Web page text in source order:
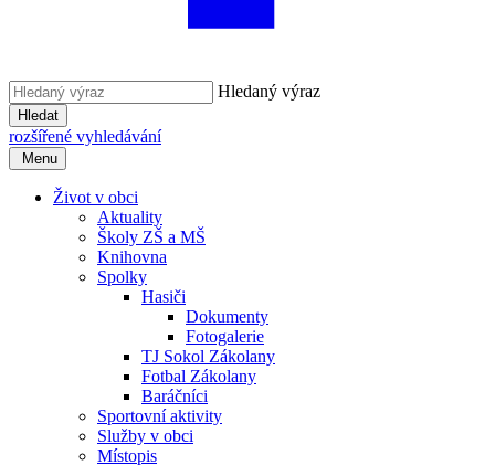
Hledaný výraz
Hledat
rozšířené vyhledávání
Menu
Život v obci
Aktuality
Školy ZŠ a MŠ
Knihovna
Spolky
Hasiči
Dokumenty
Fotogalerie
TJ Sokol Zákolany
Fotbal Zákolany
Baráčníci
Sportovní aktivity
Služby v obci
Místopis